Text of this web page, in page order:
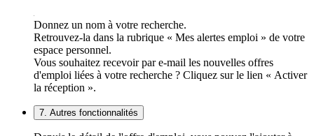
Donnez un nom à votre recherche.
Retrouvez-la dans la rubrique « Mes alertes emploi » de votre
espace personnel.
Vous souhaitez recevoir par e-mail les nouvelles offres
d'emploi liées à votre recherche ? Cliquez sur le lien « Activer
la réception ».
7. Autres fonctionnalités